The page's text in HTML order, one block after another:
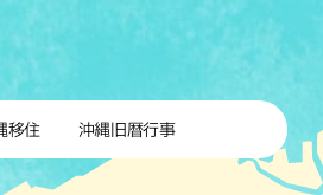
ック
理 公園
移住 沖縄旧暦行事